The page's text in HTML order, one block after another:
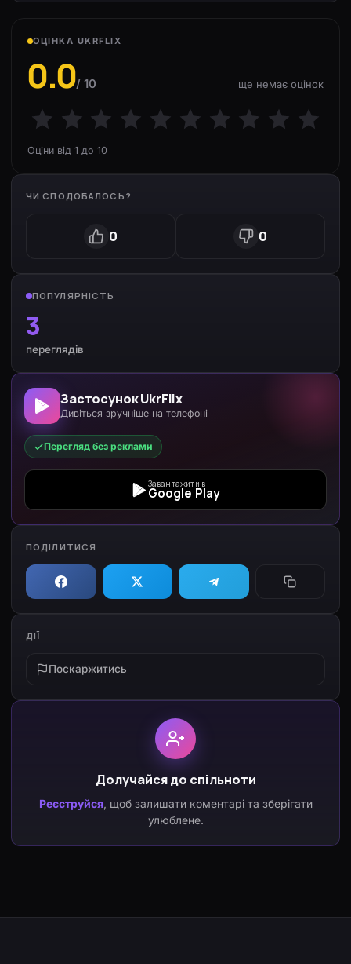
ОЦІНКА UKRFLIX
0.0/ 10 ще немає оцінок
Оціни від 1 до 10
ЧИ СПОДОБАЛОСЬ?
0 0
ПОПУЛЯРНІСТЬ
3
переглядів
Застосунок UkrFlix
Дивіться зручніше на телефоні
Перегляд без реклами
Завантажити в
Google Play
ПОДІЛИТИСЯ
ДІЇ
Поскаржитись
Долучайся до спільноти
Реєструйся, щоб залишати коментарі та зберігати
улюблене.